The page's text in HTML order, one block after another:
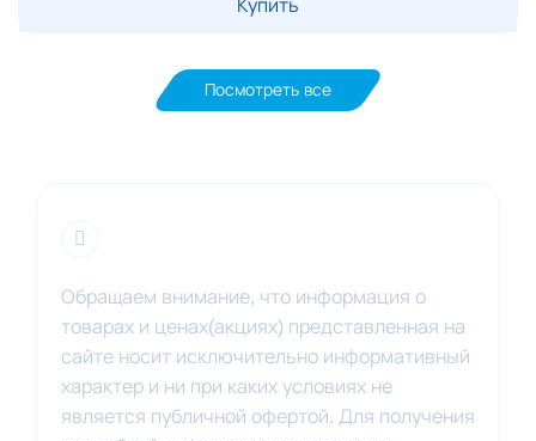
Купить
Посмотреть все
Обращаем внимание, что информация о
товарах и ценах(акциях) представленная на
сайте носит исключительно информативный
характер и ни при каких условиях не
является публичной офертой. Для получения